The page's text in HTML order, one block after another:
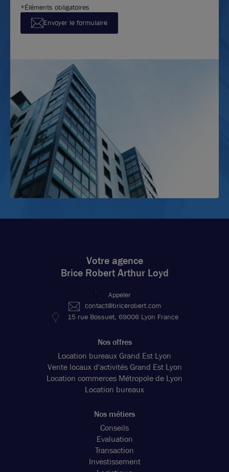
*Éléments obligatoires
Envoyer le formulaire
Votre agence
Brice Robert Arthur Loyd
Appeler
contact@bricerobert.com
15 rue Bossuet, 69006 Lyon France
Nos offres
Location bureaux Grand Est Lyon
Vente locaux d'activités Grand Est Lyon
Location commerces Métropole de Lyon
Location bureaux
Nos métiers
Conseils
Evaluation
Transaction
Investissement